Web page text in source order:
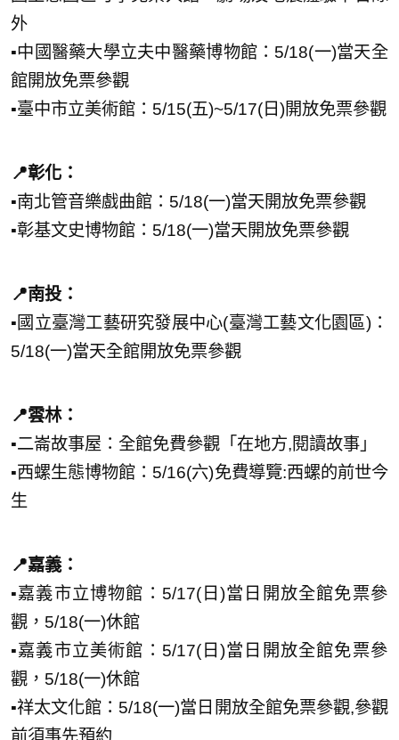
外
▪️中國醫藥大學立夫中醫藥博物館：5/18(一)當天全
館開放免票參觀
▪️臺中市立美術館：5/15(五)~5/17(日)開放免票參觀
📍彰化：
▪️南北管音樂戲曲館：5/18(一)當天開放免票參觀
▪️彰基文史博物館：5/18(一)當天開放免票參觀
📍南投：
▪️國立臺灣工藝研究發展中心(臺灣工藝文化園區)：
5/18(一)當天全館開放免票參觀
📍雲林：
▪️二崙故事屋：全館免費參觀「在地方,閱讀故事」
▪️西螺生態博物館：5/16(六)免費導覽:西螺的前世今
生
📍嘉義：
▪️嘉義市立博物館：5/17(日)當日開放全館免票參
觀，5/18(一)休館
▪️嘉義市立美術館：5/17(日)當日開放全館免票參
觀，5/18(一)休館
▪️祥太文化館：5/18(一)當日開放全館免票參觀,參觀